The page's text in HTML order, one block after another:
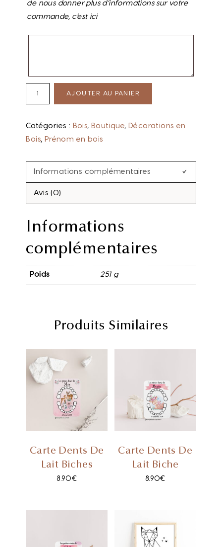
de nous donner plus d’informations sur votre
commande, c’est ici
AJOUTER AU PANIER
Catégories : Bois, Boutique, Décorations en
Bois, Prénom en bois
Informations complémentaires
Avis (0)
Informations
complémentaires
Poids 251 g
Produits Similaires
Carte Dents De
Lait Biches
8.90€
Carte Dents De
Lait Biche
8.90€